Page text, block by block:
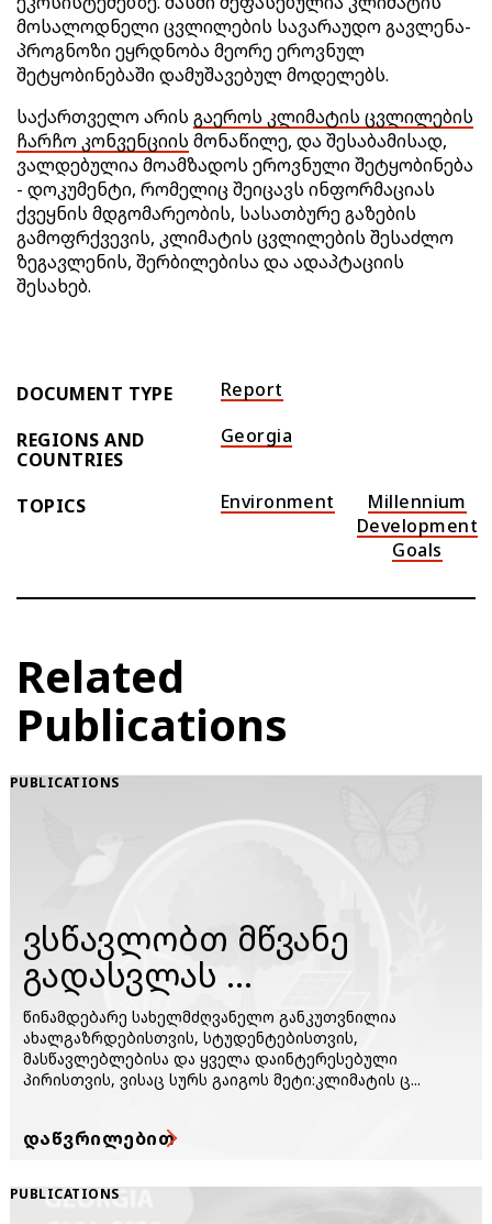
მოსალოდნელი ცვლილების სავარაუდო გავლენა-
პროგნოზი ეყრდნობა მეორე ეროვნულ
შეტყობინებაში დამუშავებულ მოდელებს.
საქართველო არის გაეროს კლიმატის ცვლილების
ჩარჩო კონვენციის მონაწილე, და შესაბამისად,
ვალდებულია მოამზადოს ეროვნული შეტყობინება
- დოკუმენტი, რომელიც შეიცავს ინფორმაციას
ქვეყნის მდგომარეობის, სასათბურე გაზების
გამოფრქვევის, კლიმატის ცვლილების შესაძლო
ზეგავლენის, შერბილებისა და ადაპტაციის
შესახებ.
DOCUMENT TYPE Report
REGIONS AND
COUNTRIES
Georgia
TOPICS Environment
Millennium
Development
Goals
Related
Publications
PUBLICATIONS
ვსწავლობთ მწვანე
გადასვლას ...
წინამდებარე სახელმძღვანელო განკუთვნილია
ახალგაზრდებისთვის, სტუდენტებისთვის,
მასწავლებლებისა და ყველა დაინტერესებული
პირისთვის, ვისაც სურს გაიგოს მეტი:კლიმატის ც...
ᲓᲐᲬᲕᲠᲘᲚᲔᲑᲘᲗ
PUBLICATIONS